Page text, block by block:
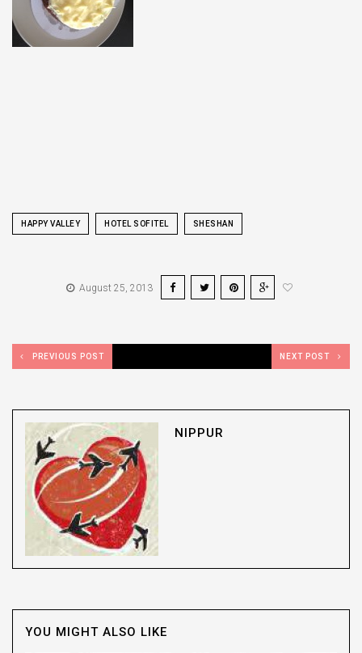
HAPPY VALLEY HOTEL SOFITEL SHESHAN
August 25, 2013
PREVIOUS POST NEXT POST
NIPPUR
YOU MIGHT ALSO LIKE